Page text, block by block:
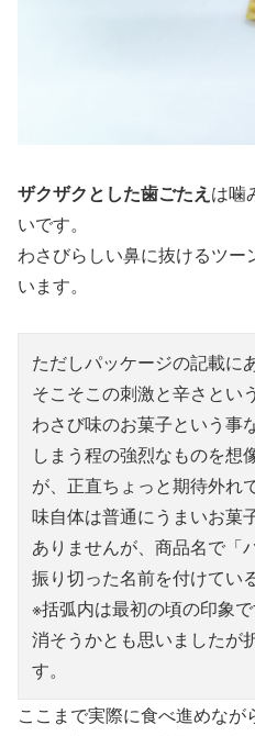
ザクザクとした歯ごたえ は噛
いです。
わさびらしい鼻に抜けるツー
います。
ただしパッケージの記載に
そこそこの刺激と辛さとい
わさび味のお菓子という事
しまう程の強烈なものを想
が、正直ちょっと期待外れ
味自体は普通にうまいお菓
ありませんが、商品名で「
振り切った名前を付けてい
※括弧内は最初の頃の印象で
消そうかとも思いましたが
す。
ここまで実際に食べ進めな